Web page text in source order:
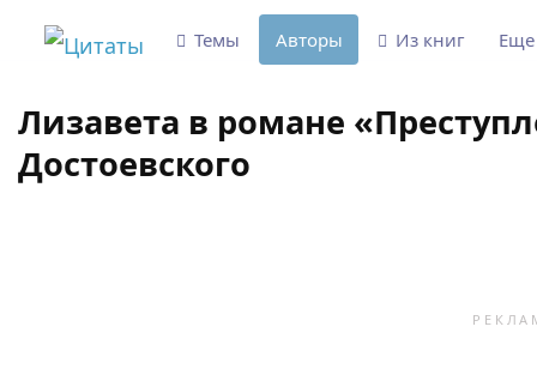
Лизавета в романе
Достоевского
Темы Авторы Из книг